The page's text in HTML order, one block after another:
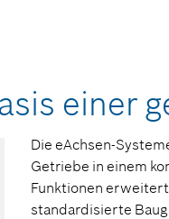
einer
Die eAchsen-
Getriebe in einem
Funktionen
standardisierte